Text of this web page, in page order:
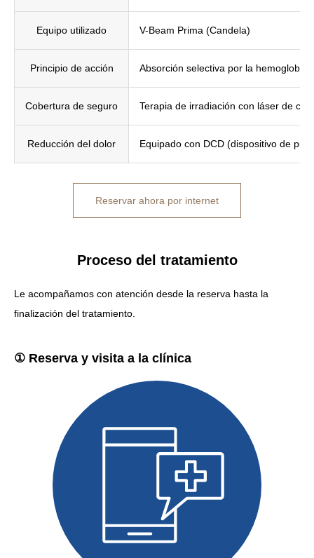
Equipo utilizado V-Beam Prima (Candela)
Principio de acción Absorción selectiva por la
Cobertura de seguro Terapia de irradiación con láser de
Reducción del dolor Equipado con DCD (dispositivo de
Reservar ahora por internet
Proceso del tratamiento
Le acompañamos con atención desde la reserva hasta la
finalización del tratamiento.
① Reserva y visita a la clínica